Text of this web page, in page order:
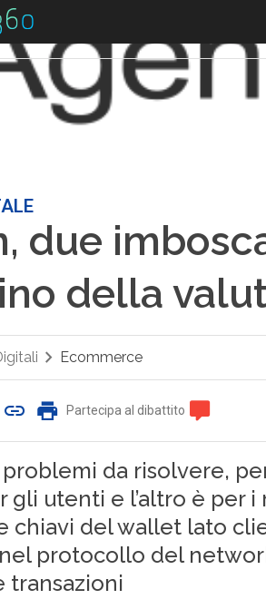
due
della
Ecommerce
Partecipa al dibattito
da risolvere,
gli utenti e l’altro è per i
chiavi del wallet lato
protocollo del
transazioni